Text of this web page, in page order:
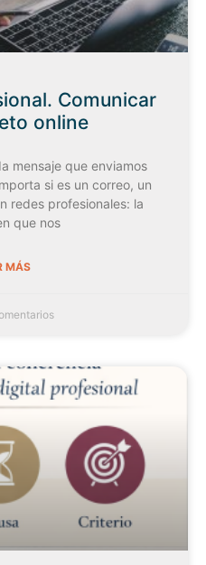
Comunicar
online
mensaje que enviamos
si es un correo, un
redes profesionales: la
que nos
MÁS